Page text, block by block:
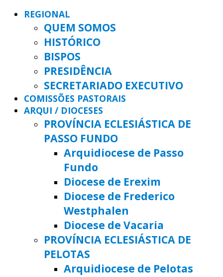
REGIONAL
QUEM SOMOS
HISTÓRICO
BISPOS
PRESIDÊNCIA
SECRETARIADO EXECUTIVO
COMISSÕES PASTORAIS
ARQUI / DIOCESES
PROVÍNCIA ECLESIÁSTICA DE
PASSO FUNDO
Arquidiocese de Passo
Fundo
Diocese de Erexim
Diocese de Frederico
Westphalen
Diocese de Vacaria
PROVÍNCIA ECLESIÁSTICA DE
PELOTAS
Arquidiocese de Pelotas